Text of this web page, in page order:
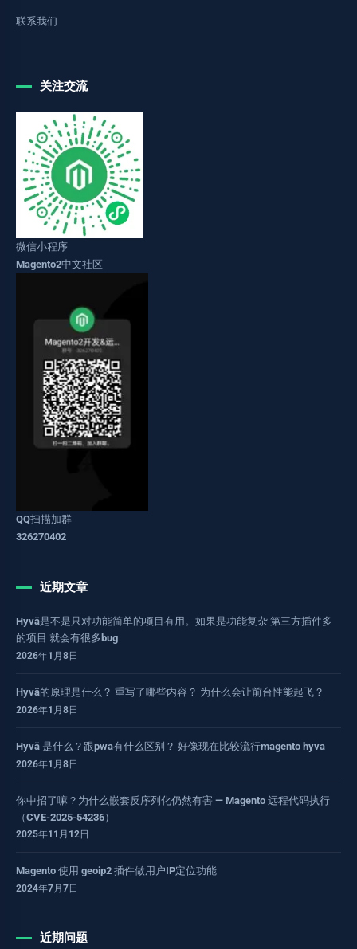
联系我们
关注交流
微信小程序
Magento2中文社区
QQ扫描加群
326270402
近期文章
Hyvä是不是只对功能简单的项目有用。如果是功能复杂 第三方插件多
的项目 就会有很多bug
2026年1月8日
Hyvä的原理是什么？ 重写了哪些内容？ 为什么会让前台性能起飞？
2026年1月8日
Hyvä 是什么？跟pwa有什么区别？ 好像现在比较流行magento hyva
2026年1月8日
你中招了嘛？为什么嵌套反序列化仍然有害 — Magento 远程代码执行
（CVE-2025-54236）
2025年11月12日
Magento 使用 geoip2 插件做用户IP定位功能
2024年7月7日
近期问题